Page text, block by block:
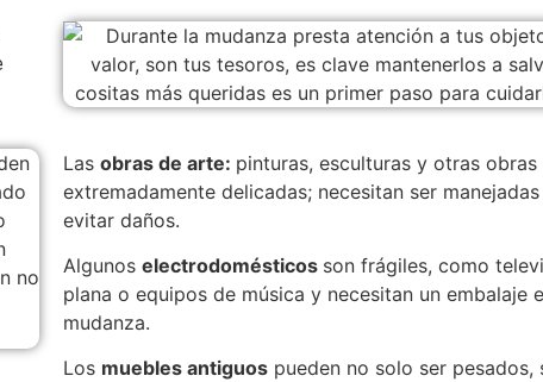
Las obras de arte: pinturas, esculturas y otras
extremadamente delicadas; necesitan ser
evitar daños.
Algunos electrodomésticos son frágiles, como
plana o equipos de música y necesitan un embalaje
mudanza.
Los muebles antiguos pueden no solo ser pesados,